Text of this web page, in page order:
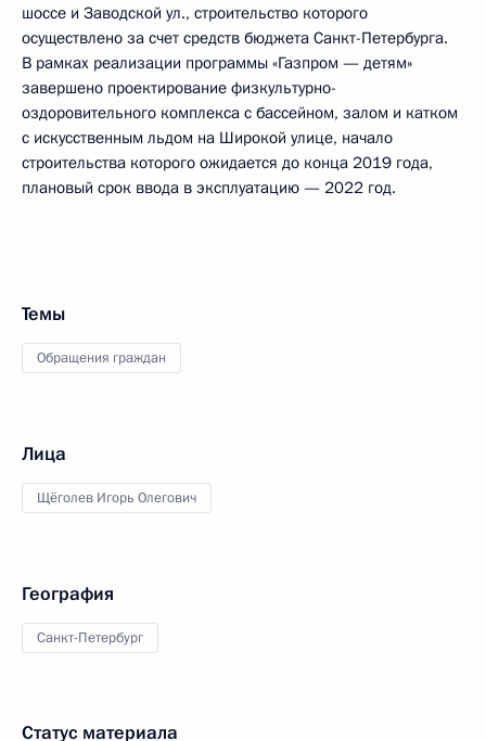
шоссе и Заводской ул., строительство которого
осуществлено за счет средств бюджета Санкт-Петербурга.
В рамках реализации программы «Газпром — детям»
завершено проектирование физкультурно-
оздоровительного комплекса с бассейном, залом и катком
с искусственным льдом на Широкой улице, начало
строительства которого ожидается до конца 2019 года,
плановый срок ввода в эксплуатацию — 2022 год.
Темы
Обращения граждан
Лица
Щёголев Игорь Олегович
География
Санкт-Петербург
Статус материала